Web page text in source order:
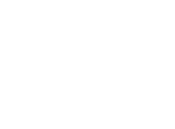
à proximité de